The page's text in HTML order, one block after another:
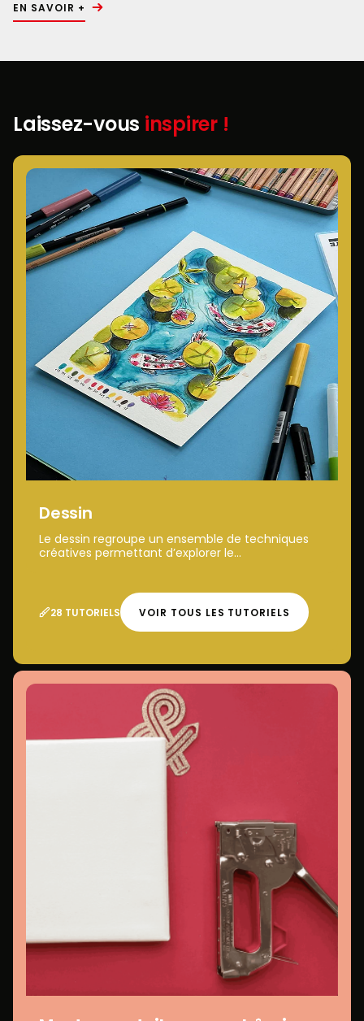
EN SAVOIR +
Laissez-vous inspirer !
Dessin
Le dessin regroupe un ensemble de techniques
créatives permettant d’explorer le...
28 TUTORIELS VOIR TOUS LES TUTORIELS